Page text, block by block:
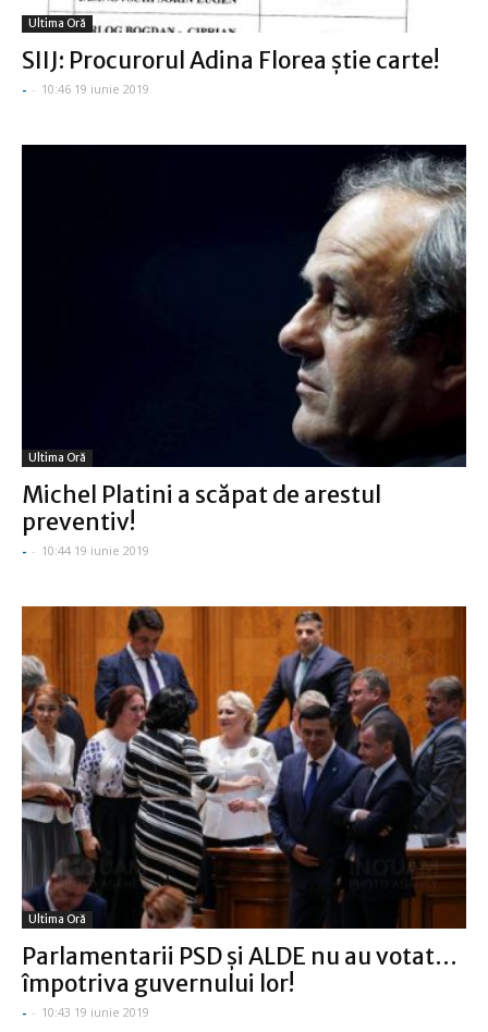
Ultima Oră
SIIJ: Procurorul Adina Florea ştie carte!
- - 10:46 19 iunie 2019
Ultima Oră
Michel Platini a scăpat de arestul
preventiv!
- - 10:44 19 iunie 2019
Ultima Oră
Parlamentarii PSD şi ALDE nu au votat…
împotriva guvernului lor!
- - 10:43 19 iunie 2019